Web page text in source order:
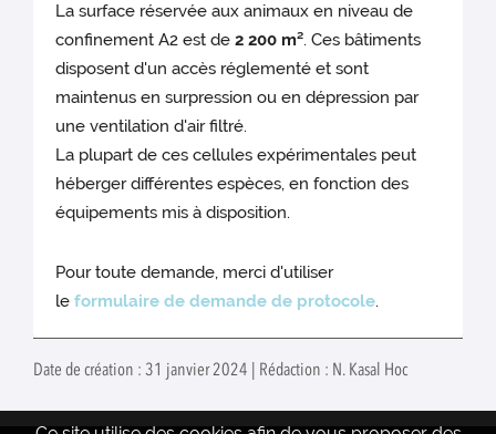
La surface réservée aux animaux en niveau de
confinement A2 est de2 200 m². Ces bâtiments
disposent d'un accès réglementé et sont
maintenus en surpression ou en dépression par
une ventilation d'air filtré.
La plupart de ces cellules expérimentales peut
héberger différentes espèces, en fonction des
équipements mis à disposition.
Pour toute demande, merci d'utiliser
leformulaire de demande de protocole.
Date de création : 31 janvier 2024 | Rédaction : N. Kasal Hoc